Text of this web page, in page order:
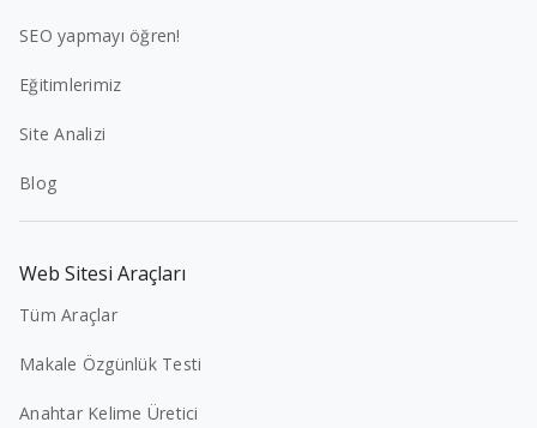
SEO yapmayı öğren!
Eğitimlerimiz
Site Analizi
Blog
Web Sitesi Araçları
Tüm Araçlar
Makale Özgünlük Testi
Anahtar Kelime Üretici